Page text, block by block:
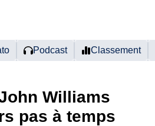
Podcast Classement
Williams
pas à temps